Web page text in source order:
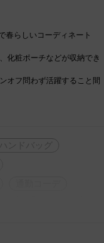
春らしいコーディネート
化粧ポーチなどが収納でき
オフ問わず活躍すること間